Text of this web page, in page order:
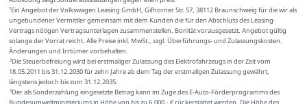
¹Ein Angebot der Volkswagen Leasing GmbH, Gifhorner Str. 57, 38112 Braunschweig für die wir als
ungebundener Vermittler gemeinsam mit dem Kunden die für den Abschluss des Leasing-
Vertrags nötigen Vertragsunterlagen zusammenstellen. Bonität vorausgesetzt. Angebot gültig
solange der Vorrat reicht. Alle Preise inkl. MwSt., zzgl. Überführungs- und Zulassungskosten.
Änderungen und Irrtümer vorbehalten.
2Die Steuerbefreiung wird bei erstmaliger Zulassung des Elektrofahrzeugs in der Zeit vom
18.05.2011 bis 31.12.2030 für zehn Jahre ab dem Tag der erstmaligen Zulassung gewährt,
längstens jedoch bis zum 31.12.2035.
3Der als Sonderzahlung eingesetzte Betrag kann im Zuge des E-Auto-Förderprogramms des